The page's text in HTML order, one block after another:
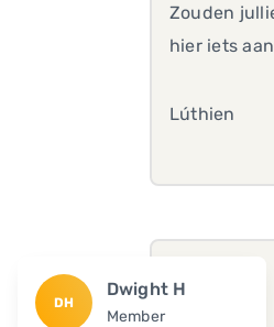
Zouden
hier iets
Lúthien
DH
Dwight H
Member